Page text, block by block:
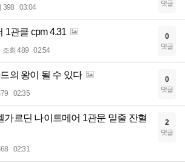
398 03:04 댓글
1관클 cpm 4.31
조회 489 02:54
0
댓글
의 왕이 될 수 있다
02:35
0
댓글
가르딘 나이트메어 1관문 밑줄 잔혈
02:31
2
댓글